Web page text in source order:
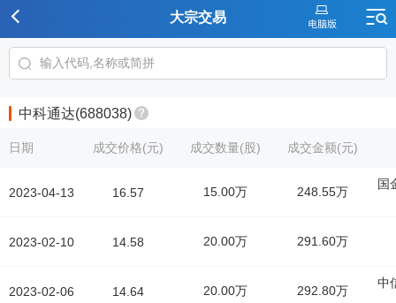
大宗交易
中科通达(688038)
日期
2023-04-13
2023-02-10
2023-02-06
成交价格(元) 成交数量(股) 成交金额(元)
16.57 15.00万 248.55万
国
14.58 20.00万 291.60万
14.64 20.00万 292.80万
中